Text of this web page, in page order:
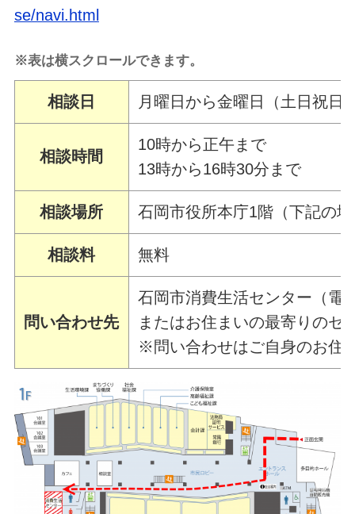
se/navi.html
※表は横スクロールできます。
相談日 月曜日から金曜日（土日祝日
相談時間
10時から正午まで
13時から16時30分まで
相談場所 石岡市役所本庁1階（下記の
相談料 無料
問い合わせ先
石岡市消費生活センター（
またはお住まいの最寄りのセ
※問い合わせはご自身のお住